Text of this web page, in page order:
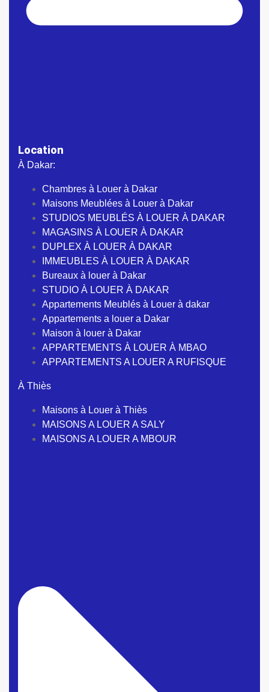
Location
À Dakar:
Chambres à Louer à Dakar
Maisons Meublées à Louer à Dakar
STUDIOS MEUBLÉS À LOUER À DAKAR
MAGASINS À LOUER À DAKAR
DUPLEX À LOUER À DAKAR
IMMEUBLES À LOUER À DAKAR
Bureaux à louer à Dakar
STUDIO À LOUER À DAKAR
Appartements Meublés à Louer à dakar
Appartements a louer a Dakar
Maison à louer à Dakar
APPARTEMENTS À LOUER À MBAO
APPARTEMENTS A LOUER A RUFISQUE
À Thiès
Maisons à Louer à Thiès
MAISONS A LOUER A SALY
MAISONS A LOUER A MBOUR